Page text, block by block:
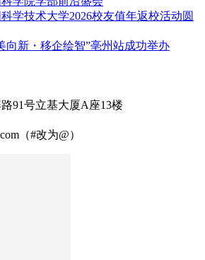
学技术大学2026校友值年返校活动圆
向新・移企绘智”亳州站成功举办
91号立基大厦A座13楼
（#改为@）